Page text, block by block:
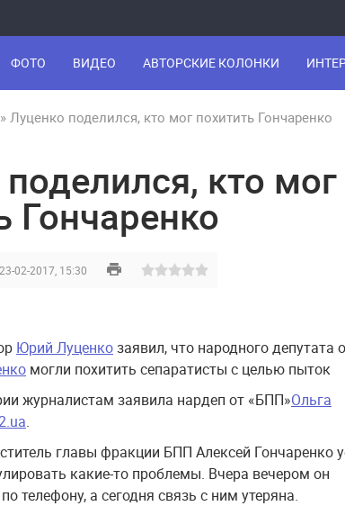
ФОТО ВИДЕО АВТОРСКИЕ КОЛОНКИ
» Луценко поделился, кто мог похитить Гончаренко
кто мог
Гончаренко
23-02-2017, 15:30
Юрий Луценкозаявил, что народного депутата
могли похитить сепаратисты с целью пыток
журналистам заявила нардеп от «БПП»Ольга
.
главы фракции БПП Алексей Гончаренко
какие-то проблемы. Вчера вечером он
телефону, а сегодня связь с ним утеряна.